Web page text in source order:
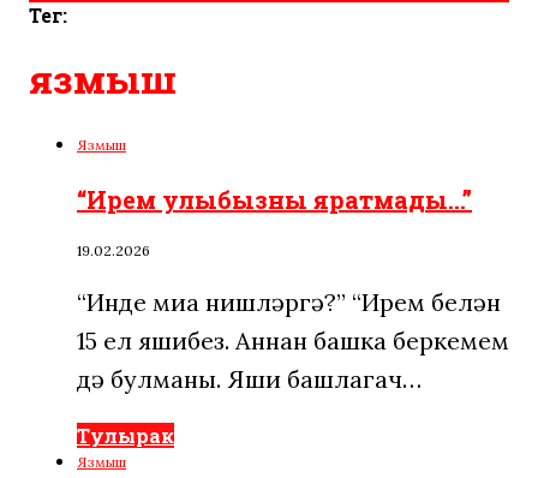
Тег:
язмыш
Язмыш
“Ирем улыбызны яратмады…”
19.02.2026
“Инде миңа нишләргә?” “Ирем белән
15 ел яшибез. Аннан башка беркемем
дә булманы. Яши башлагач…
Тулырак
Язмыш